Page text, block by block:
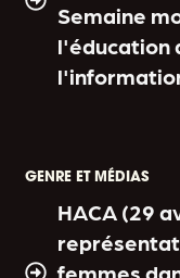
Semaine
l'éducation
GENRE ET MÉDIAS
HACA (29
femmes